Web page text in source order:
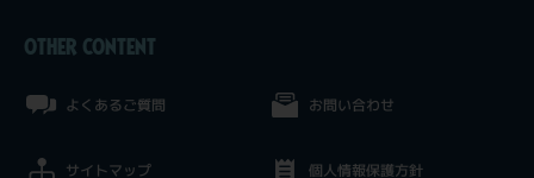
OTHER CONTENT
よくあるご質問
サイトマップ
お問い合わせ
個人情報保護方針